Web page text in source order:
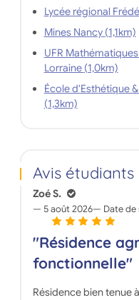
Mines Nancy (1,1km)
UFR
Lorraine (1,0km)
École d'Esthétique
(1,3km)
Avis étudiants
Zoé S.
5 août 2026 Date de
"Résidence
fonctionnelle"
Résidence bien tenue